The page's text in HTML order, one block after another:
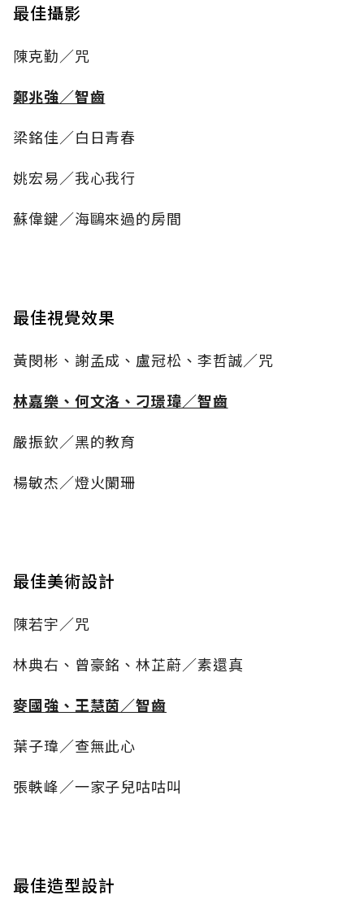
最佳攝影
陳克勤／咒
鄭兆強／智齒
梁銘佳／白日青春
姚宏易／我心我行
蘇偉鍵／海鷗來過的房間
最佳視覺效果
黃閔彬、謝孟成、盧冠松、李哲誠／咒
林嘉樂、何文洛、刁璟瑋／智齒
嚴振欽／黑的教育
楊敏杰／燈火闌珊
最佳美術設計
陳若宇／咒
林典右、曾豪銘、林芷蔚／素還真
麥國強、王慧茵／智齒
葉子瑋／查無此心
張軼峰／一家子兒咕咕叫
最佳造型設計